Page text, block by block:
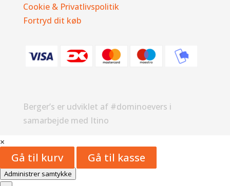
Cookie & Privatlivspolitik
Fortryd dit køb
Berger’s er udviklet af #dominoevers i
samarbejde med Itino
×
Gå til kurv Gå til kasse
Administrer samtykke